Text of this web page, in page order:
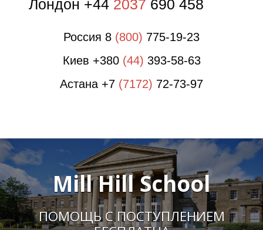
Лондон +44 2037 690 458
Россия 8 (800) 775-19-23
Киев +380 (44) 393-58-63
Астана +7 (7172) 72-73-97
Mill Hill School
ПОМОЩЬ С ПОСТУПЛЕНИЕМ